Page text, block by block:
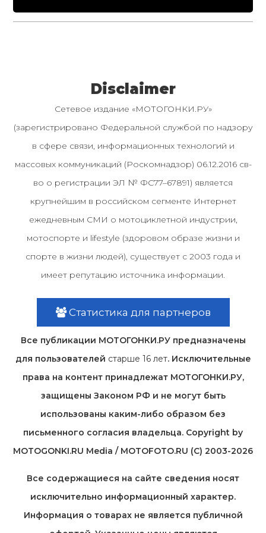
Disclaimer
Сетевое издание «МОТОГОНКИ.РУ»
(зарегистрировано Федеральной службой по надзору
в сфере связи, информационных технологий и
массовых коммуникаций (Роскомнадзор) 06.12.2016 св-
во о регистрации ЭЛ № ФС77–67891) является
крупнейшим в российском сегменте Интернет
ежедневным СМИ о мотоциклетной индустрии,
мотоспорте и lifestyle (здоровом образе жизни и
спорте в жизни людей), существует с 2003 года и
имеет репутацию источника информации.
Статистика для партнеров
Все публикации МОТОГОНКИ.РУ предназначены
для пользователей старше 16 лет. Исключительные
права на контент принадлежат МОТОГОНКИ.РУ,
защищены Законом РФ и не могут быть
использованы каким-либо образом без
письменного согласия владельца. Copyright by
MOTOGONKI.RU Media / MOTOFOTO.RU (C) 2003-2026
Все содержащиеся на cайте сведения носят
исключительно информационный характер.
Информация о товарах не является публичной